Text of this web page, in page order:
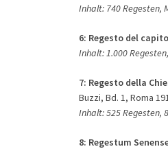
Inhalt: 740 Regesten,
6: Regesto del
Inhalt: 1.000
7: Regesto della
Buzzi, Bd. 1, Roma
Inhalt: 525 Regesten,
8: Regestum